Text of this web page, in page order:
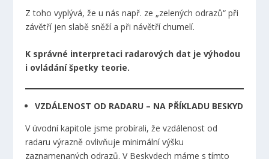
Z toho vyplývá, že u nás např. ze „zelených odrazů“ při
závětří jen slabě sněží a při návětří chumelí.
K správné interpretaci radarových dat je výhodou
i ovládání špetky teorie.
VZDÁLENOST OD RADARU – NA PŘÍKLADU BESKYD
V úvodní kapitole jsme probírali, že vzdálenost od
radaru výrazně ovlivňuje minimální výšku
zaznamenaných odrazů. V Beskydech máme s tímto